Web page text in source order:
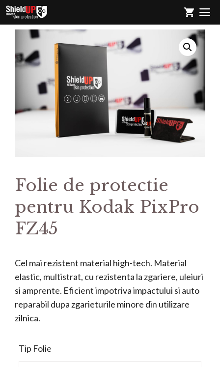
Sari
conținut
Folie de protectie
pentru Kodak PixPro
FZ45
Cel mai rezistent material high-tech. Material
elastic, multistrat, cu rezistenta la zgariere, uleiuri
si amprente. Eficient impotriva impactului si auto
reparabil dupa zgarieturile minore din utilizare
zilnica.
Tip Folie